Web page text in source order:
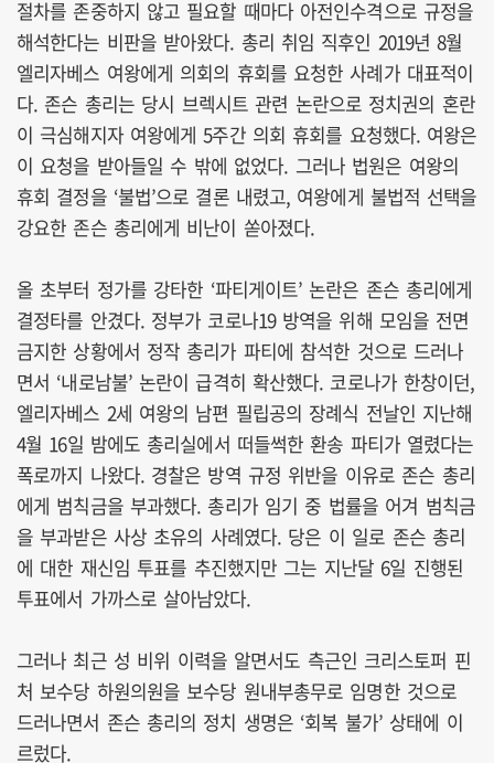
절차를 존중하지 않고 필요할 때마다 아전인수격으로 규정을
해석한다는 비판을 받아왔다. 총리 취임 직후인 2019년 8월
엘리자베스 여왕에게 의회의 휴회를 요청한 사례가 대표적이
다. 존슨 총리는 당시 브렉시트 관련 논란으로 정치권의 혼란
이 극심해지자 여왕에게 5주간 의회 휴회를 요청했다. 여왕은
이 요청을 받아들일 수 밖에 없었다. 그러나 법원은 여왕의
휴회 결정을 ‘불법’으로 결론 내렸고, 여왕에게 불법적 선택을
강요한 존슨 총리에게 비난이 쏟아졌다.
올 초부터 정가를 강타한 ‘파티게이트’ 논란은 존슨 총리에게
결정타를 안겼다. 정부가 코로나19 방역을 위해 모임을 전면
금지한 상황에서 정작 총리가 파티에 참석한 것으로 드러나
면서 ‘내로남불’ 논란이 급격히 확산했다. 코로나가 한창이던,
엘리자베스 2세 여왕의 남편 필립공의 장례식 전날인 지난해
4월 16일 밤에도 총리실에서 떠들썩한 환송 파티가 열렸다는
폭로까지 나왔다. 경찰은 방역 규정 위반을 이유로 존슨 총리
에게 범칙금을 부과했다. 총리가 임기 중 법률을 어겨 범칙금
을 부과받은 사상 초유의 사례였다. 당은 이 일로 존슨 총리
에 대한 재신임 투표를 추진했지만 그는 지난달 6일 진행된
투표에서 가까스로 살아남았다.
그러나 최근 성 비위 이력을 알면서도 측근인 크리스토퍼 핀
처 보수당 하원의원을 보수당 원내부총무로 임명한 것으로
드러나면서 존슨 총리의 정치 생명은 ‘회복 불가’ 상태에 이
르렀다.